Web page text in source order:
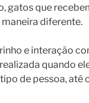
gatos que
diferente.
e interação
quando
de pessoa, até